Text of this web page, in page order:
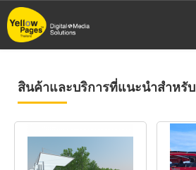
ข้าม
ไป
สินค้าและบริการที่แนะนำสำหรับ